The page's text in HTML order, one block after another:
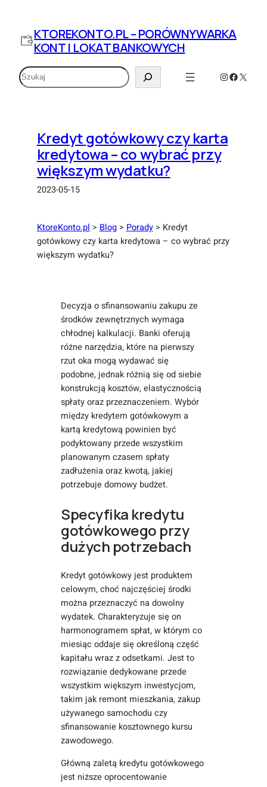
treści
KTOREKONTO.PL – PORÓWNYWARKA
KONT I LOKAT BANKOWYCH
Szukaj Instagram
X
Kredyt gotówkowy czy karta
kredytowa – co wybrać przy
większym wydatku?
2023-05-15
KtoreKonto.pl > Blog> Porady> Kredyt
gotówkowy czy karta kredytowa – co wybrać przy
większym wydatku?
Decyzja o sfinansowaniu zakupu ze
środków zewnętrznych wymaga
chłodnej kalkulacji. Banki oferują
różne narzędzia, które na pierwszy
rzut oka mogą wydawać się
podobne, jednak różnią się od siebie
konstrukcją kosztów, elastycznością
spłaty oraz przeznaczeniem. Wybór
między kredytem gotówkowym a
kartą kredytową powinien być
podyktowany przede wszystkim
planowanym czasem spłaty
zadłużenia oraz kwotą, jakiej
potrzebuje domowy budżet.
Specyfika kredytu
gotówkowego przy
dużych potrzebach
Kredyt gotówkowy jest produktem
celowym, choć najczęściej środki
można przeznaczyć na dowolny
wydatek. Charakteryzuje się on
harmonogramem spłat, w którym co
miesiąc oddaje się określoną część
kapitału wraz z odsetkami. Jest to
rozwiązanie dedykowane przede
wszystkim większym inwestycjom,
takim jak remont mieszkania, zakup
używanego samochodu czy
sfinansowanie kosztownego kursu
zawodowego.
Główną zaletą kredytu gotówkowego
jest niższe oprocentowanie